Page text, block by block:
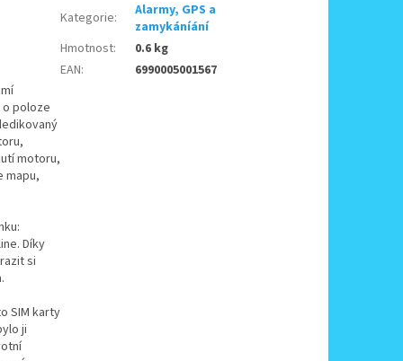
o poloze
motoru,
mapu,
Díky
si
SIM karty
ji
Kategorie:
Alarmy, GPS a
zamykáníání
Hmotnost:
0.6 kg
EAN: 6990005001567